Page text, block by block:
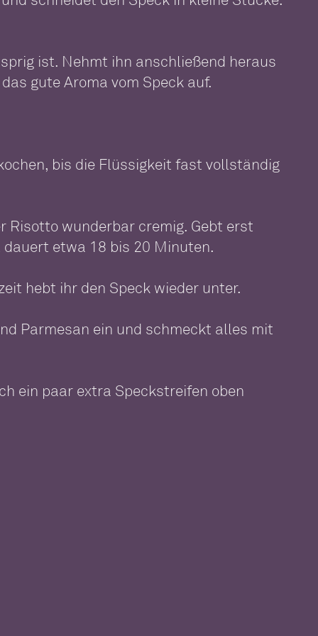
ist. Nehmt ihn anschließend heraus
gute Aroma vom Speck auf.
bis die Flüssigkeit fast vollständig
Risotto wunderbar cremig. Gebt erst
etwa 18 bis 20 Minuten.
hebt ihr den Speck wieder unter.
Parmesan ein und schmeckt alles mit
ein paar extra Speckstreifen oben